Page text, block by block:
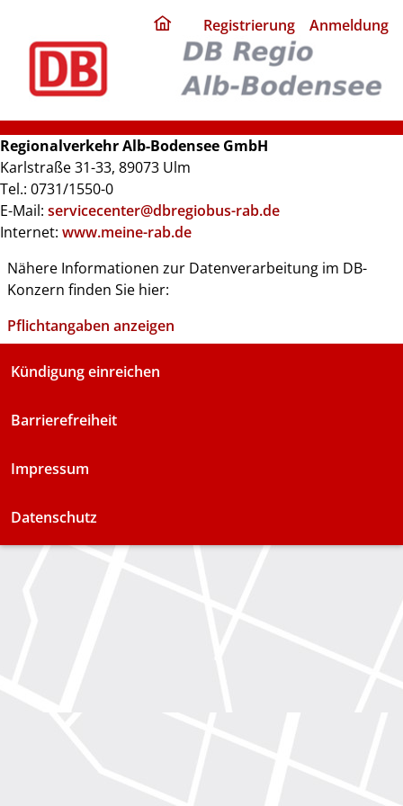
home
page
Registrierung Anmeldung
Regionalverkehr Alb-Bodensee GmbH
Karlstraße 31-33, 89073 Ulm
Tel.: 0731/1550-0
E-Mail: servicecenter@dbregiobus-rab.de
Internet: www.meine-rab.de
Nähere Informationen zur Datenverarbeitung im DB-
Konzern finden Sie hier:
Pflichtangaben anzeigen
Kündigung einreichen
Barrierefreiheit
Impressum
Datenschutz